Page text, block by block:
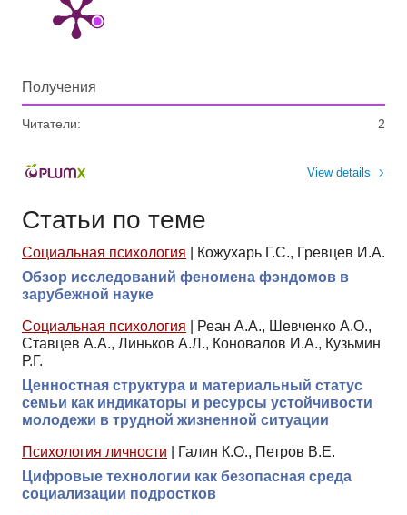
Получения
Читатели: 2
View details
Статьи по теме
Социальная психология
Кожухарь Г.С., Гревцев И.А.
Обзор исследований феномена фэндомов в
зарубежной науке
Социальная психология
Реан А.А., Шевченко А.О.,
Ставцев А.А., Линьков А.Л., Коновалов И.А., Кузьмин
Р.Г.
Ценностная структура и материальный статус
семьи как индикаторы и ресурсы устойчивости
молодежи в трудной жизненной ситуации
Психология личности
Галин К.О., Петров В.Е.
Цифровые технологии как безопасная среда
социализации подростков